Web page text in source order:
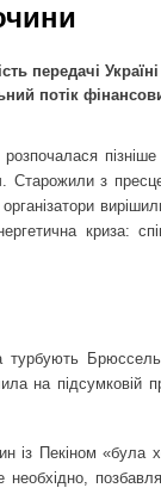
передачі
потік
Старожили з
криза:
турбують
на підсумковій
із Пекіном